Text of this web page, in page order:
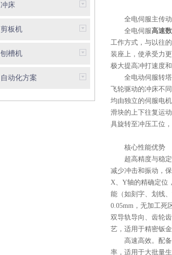
冲床
剪板机
刨槽机
自动化方案
全电伺服主传动
全电伺服高速
工作方式，与以往
装座上，使承受力
极大提高冲打速度
全电动伺服转塔
飞轮驱动的冲床不
均由独立的伺服电
滑块的上下往复运
具旋转至冲压工位
核心性能优势
超高精度与稳定
减少冲击和振动，
X、Y轴的精确定位
能（如刻字、划线
0.05mm，无加工死
双导轨导向、齿轮
艺，适用于精密钣
高速高效。配备
率，适用于大批量